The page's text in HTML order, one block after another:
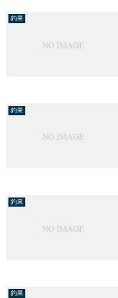
釣果
釣果
釣果
釣果